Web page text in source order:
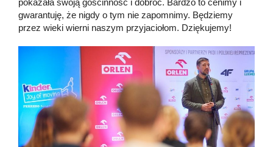
gwarantuję, że nigdy o tym nie zapomnimy. Będziemy
przez wieki wierni naszym przyjaciołom. Dziękujemy!